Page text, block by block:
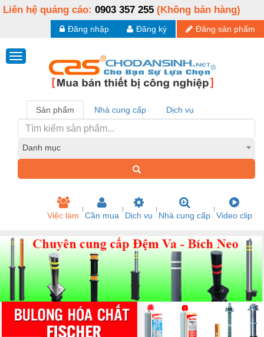
Liên hệ quảng cáo: 0903 357 255 (Không bán hàng)
Đăng sản phẩm
Đăng ký
Đăng nhập
Sản phẩm Nhà cung cấp Dịch vụ
Danh mục
Việc làm Cần mua Dịch vụ Nhà cung cấp Video clip